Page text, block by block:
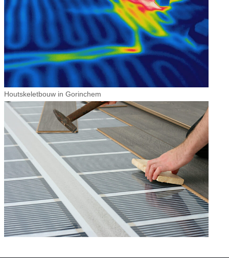
Houtskeletbouw in Gorinchem